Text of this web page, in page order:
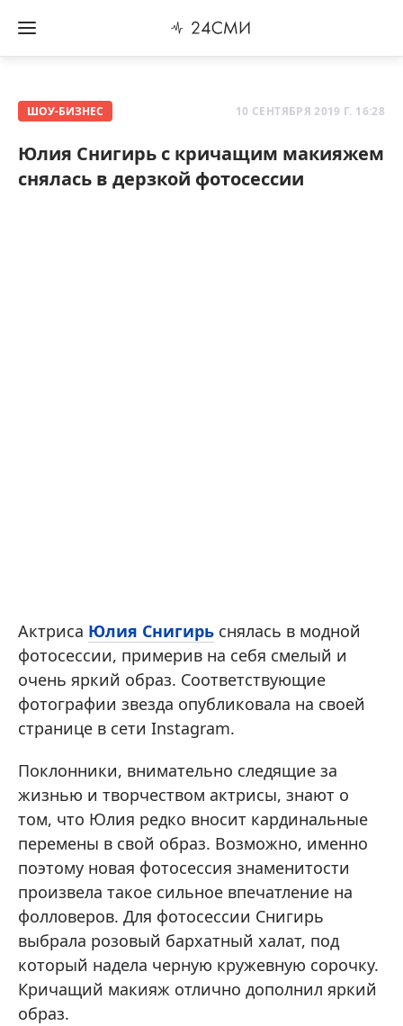
ШОУ-БИЗНЕС 10 СЕНТЯБРЯ 2019 Г. 16:28
Юлия Снигирь с кричащим макияжем
снялась в дерзкой фотосессии
Актриса Юлия Снигирь снялась в модной
фотосессии, примерив на себя смелый и
очень яркий образ. Соответствующие
фотографии звезда опубликовала на своей
странице в сети Instagram.
Поклонники, внимательно следящие за
жизнью и творчеством актрисы, знают о
том, что Юлия редко вносит кардинальные
перемены в свой образ. Возможно, именно
поэтому новая фотосессия знаменитости
произвела такое сильное впечатление на
фолловеров. Для фотосессии Снигирь
выбрала розовый бархатный халат, под
который надела черную кружевную сорочку.
Кричащий макияж отлично дополнил яркий
образ.